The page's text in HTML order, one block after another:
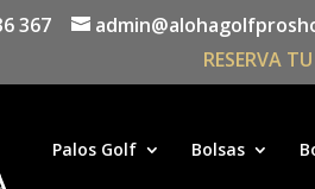
367
RESERVA
Palos Golf Bolsas